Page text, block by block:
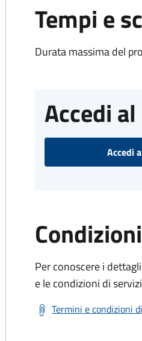
Tempi e
Durata massima del
Accedi
Accedi
Per conoscere i
e le condizioni di
Termini e condizioni